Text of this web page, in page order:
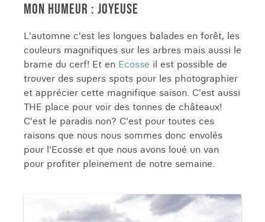
MON HUMEUR : JOYEUSE
L'automne c'est les longues balades en forêt, les
couleurs magnifiques sur les arbres mais aussi le
brame du cerf! Et en Ecosse il est possible de
trouver des supers spots pour les photographier
et apprécier cette magnifique saison. C'est aussi
THE place pour voir des tonnes de châteaux!
C'est le paradis non? C'est pour toutes ces
raisons que nous nous sommes donc envolés
pour l'Ecosse et que nous avons loué un van
pour profiter pleinement de notre semaine.